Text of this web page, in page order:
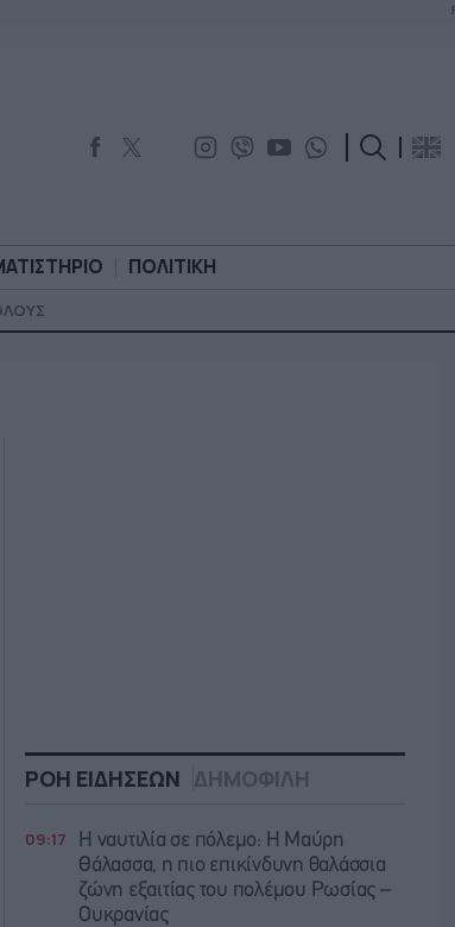
ΠΟΛΙΤΙΚΗ
ΡΟΗ ΕΙΔΗΣΕΩΝ ΔΗΜΟΦΙΛΗ
09:17
Η ναυτιλία σε πόλεμο: Η Μαύρη
Θάλασσα, η πιο επικίνδυνη θαλάσσια
ζώνη εξαιτίας του πολέμου Ρωσίας –
Ουκρανίας